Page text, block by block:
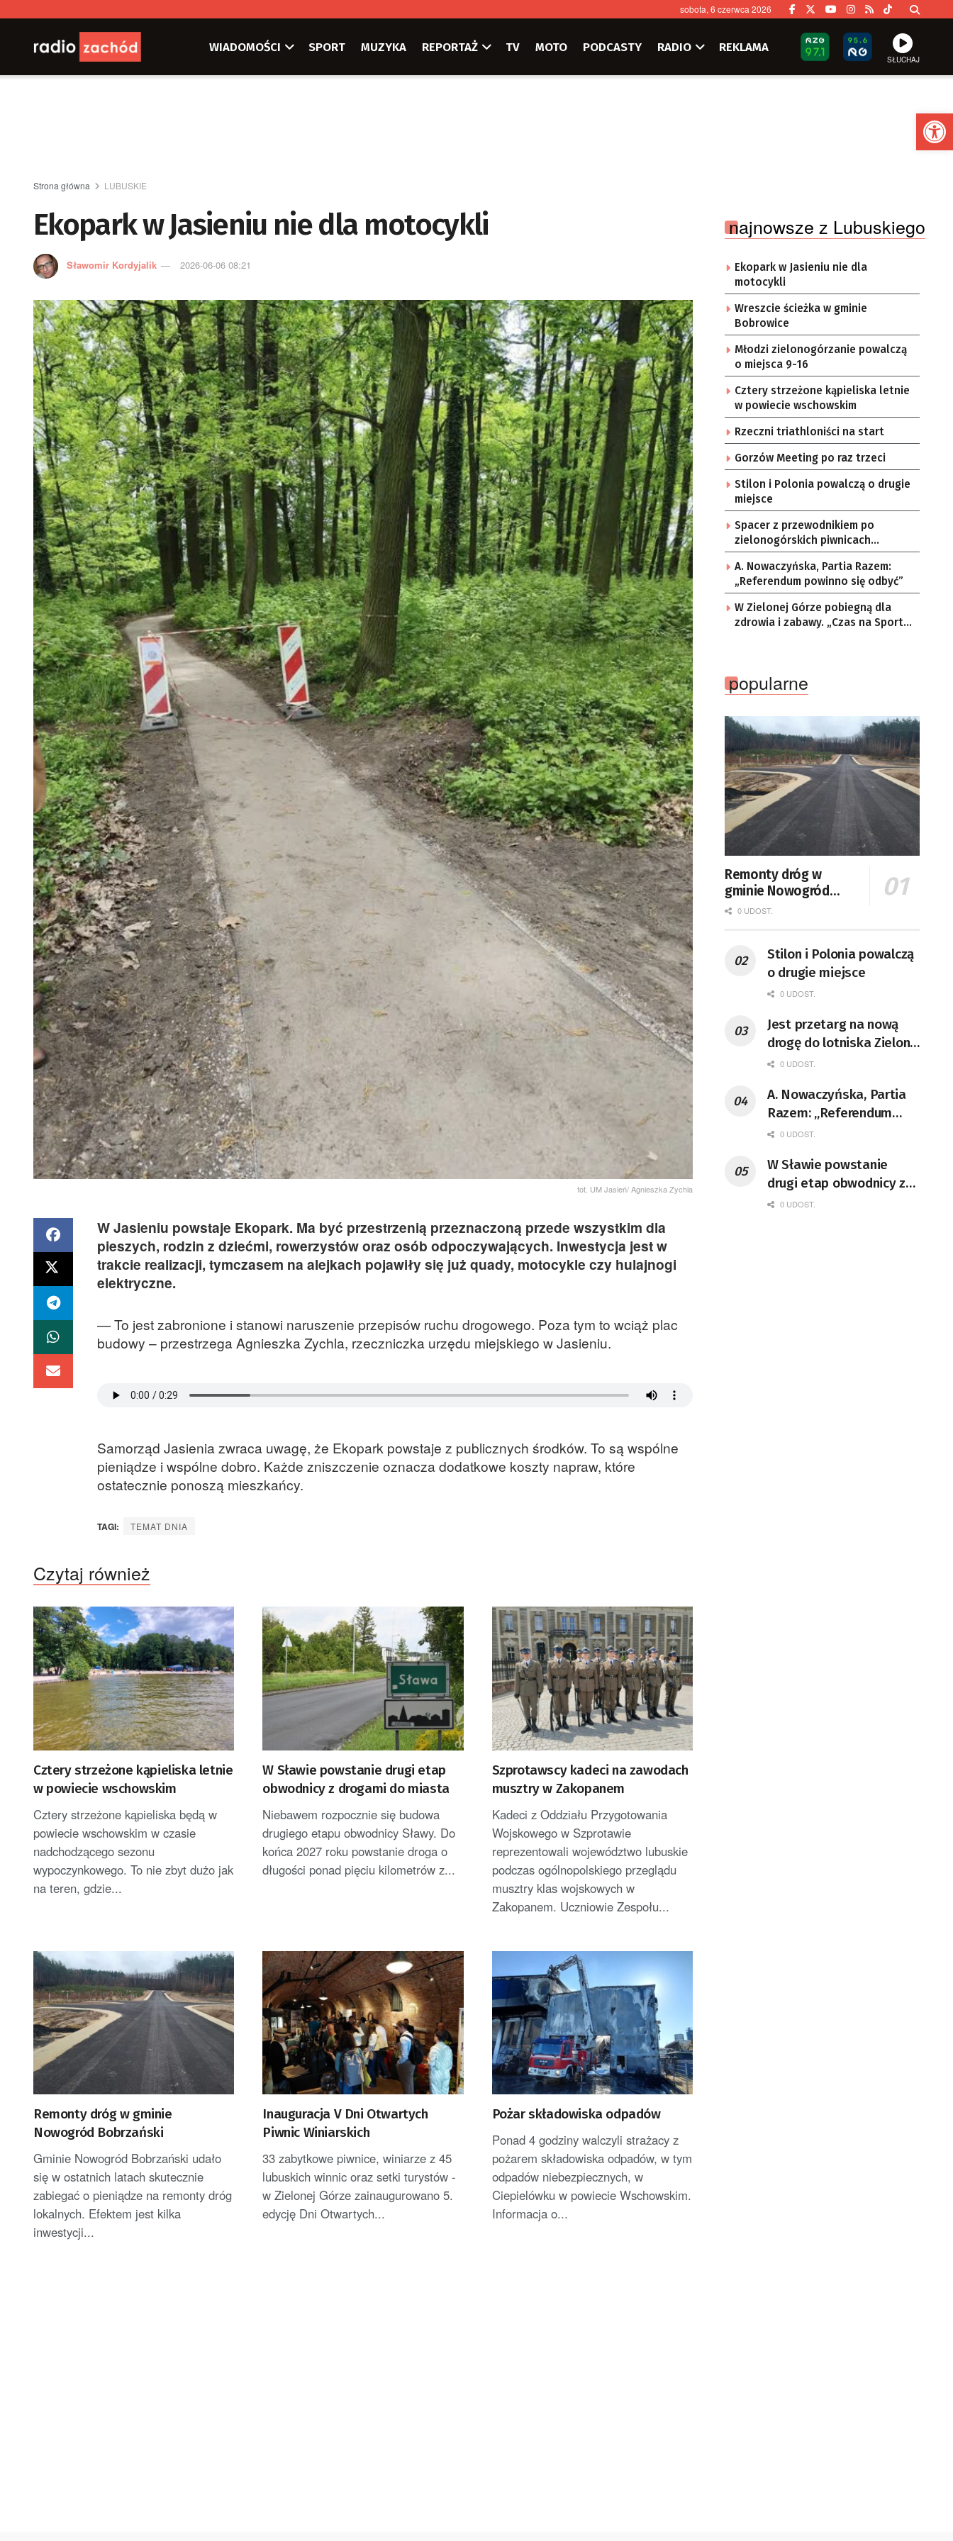
sobota, 6 czerwca 2026
WIADOMOŚCI SPORT MUZYKA REPORTAŻ TV MOTO PODCASTY RADIO REKLAMA
SŁUCHAJ
Strona główna LUBUSKIE
Ekopark w Jasieniu nie dla motocykli
Sławomir Kordyjalik 2026-06-06 08:21
fot. UM Jasień/ Agnieszka Zychla
W Jasieniu powstaje Ekopark. Ma być przestrzenią przeznaczoną przede wszystkim dla
pieszych, rodzin z dziećmi, rowerzystów oraz osób odpoczywających. Inwestycja jest w
trakcie realizacji, tymczasem na alejkach pojawiły się już quady, motocykle czy hulajnogi
elektryczne.
— To jest zabronione i stanowi naruszenie przepisów ruchu drogowego. Poza tym to wciąż plac
budowy – przestrzega Agnieszka Zychla, rzeczniczka urzędu miejskiego w Jasieniu.
Samorząd Jasienia zwraca uwagę, że Ekopark powstaje z publicznych środków. To są wspólne
pieniądze i wspólne dobro. Każde zniszczenie oznacza dodatkowe koszty napraw, które
ostatecznie ponoszą mieszkańcy.
TAGI: TEMAT DNIA
Czytaj również
Cztery strzeżone kąpieliska letnie
w powiecie wschowskim
Cztery strzeżone kąpieliska będą w
powiecie wschowskim w czasie
nadchodzącego sezonu
wypoczynkowego. To nie zbyt dużo jak
na teren, gdzie...
W Sławie powstanie drugi etap
obwodnicy z drogami do miasta
Niebawem rozpocznie się budowa
drugiego etapu obwodnicy Sławy. Do
końca 2027 roku powstanie droga o
długości ponad pięciu kilometrów z...
Szprotawscy kadeci na zawodach
musztry w Zakopanem
Kadeci z Oddziału Przygotowania
Wojskowego w Szprotawie
reprezentowali województwo lubuskie
podczas ogólnopolskiego przeglądu
musztry klas wojskowych w
Zakopanem. Uczniowie Zespołu...
Remonty dróg w gminie
Nowogród Bobrzański
Gminie Nowogród Bobrzański udało
się w ostatnich latach skutecznie
zabiegać o pieniądze na remonty dróg
lokalnych. Efektem jest kilka
inwestycji...
Inauguracja V Dni Otwartych
Piwnic Winiarskich
33 zabytkowe piwnice, winiarze z 45
lubuskich winnic oraz setki turystów -
w Zielonej Górze zainaugurowano 5.
edycję Dni Otwartych...
Pożar składowiska odpadów
Ponad 4 godziny walczyli strażacy z
pożarem składowiska odpadów, w tym
odpadów niebezpiecznych, w
Ciepielówku w powiecie Wschowskim.
Informacja o...
najnowsze z Lubuskiego
Ekopark w Jasieniu nie dla
motocykli
Wreszcie ścieżka w gminie
Bobrowice
Młodzi zielonogórzanie powalczą
o miejsca 9-16
Cztery strzeżone kąpieliska letnie
w powiecie wschowskim
Rzeczni triathloniści na start
Gorzów Meeting po raz trzeci
Stilon i Polonia powalczą o drugie
miejsce
Spacer z przewodnikiem po
zielonogórskich piwnicach
winiarskich
A. Nowaczyńska, Partia Razem:
„Referendum powinno się odbyć”
W Zielonej Górze pobiegną dla
zdrowia i zabawy. „Czas na Sport”
popularne
Remonty dróg w
gminie Nowogród
Bobrzański
0 UDOST.
Stilon i Polonia powalczą
o drugie miejsce
0 UDOST.
Jest przetarg na nową
drogę do lotniska Zielona
Góra-Babimost
0 UDOST.
A. Nowaczyńska, Partia
Razem: „Referendum
powinno się odbyć”
0 UDOST.
W Sławie powstanie
drugi etap obwodnicy z
drogami do miasta
0 UDOST.